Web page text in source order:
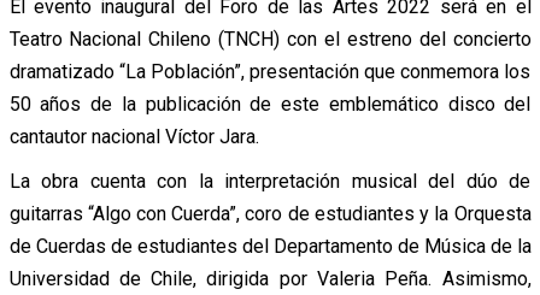
El evento inaugural del Foro de las Artes 2022 será en el
Teatro Nacional Chileno (TNCH) con el estreno del concierto
dramatizado “La Población”, presentación que conmemora los
50 años de la publicación de este emblemático disco del
cantautor nacional Víctor Jara.
La obra cuenta con la interpretación musical del dúo de
guitarras “Algo con Cuerda”, coro de estudiantes y la Orquesta
de Cuerdas de estudiantes del Departamento de Música de la
Universidad de Chile, dirigida por Valeria Peña. Asimismo,